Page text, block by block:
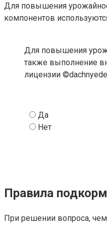
Для повышения
компонентов
Для повышения
также выполнение
лицензии
Да
Нет
Правила
При решении вопроса,